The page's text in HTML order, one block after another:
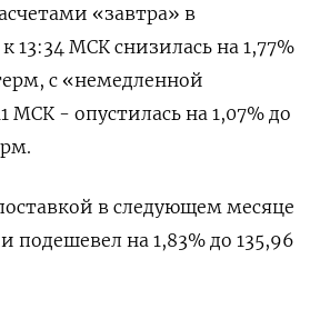
«завтра» в
13:34 МСК снизилась на 1,77%
с «немедленной
МСК - опустилась на 1,07% до
в следующем месяце
подешевел на 1,83% до 135,96